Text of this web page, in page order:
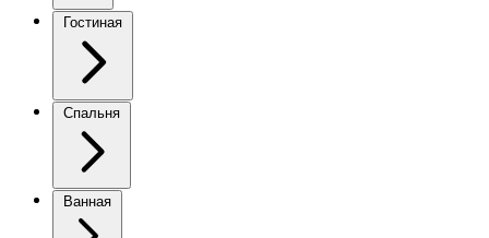
Гостиная
Спальня
Ванная